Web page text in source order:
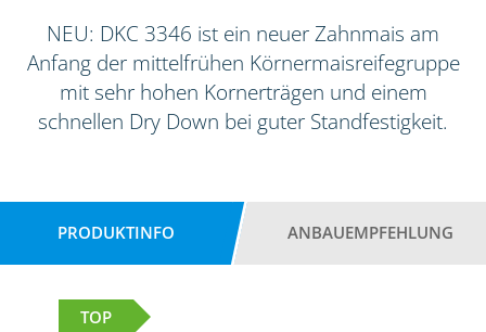
NEU: DKC 3346 ist ein neuer Zahnmais am
Anfang der mittelfrühen Körnermaisreifegruppe
mit sehr hohen Kornerträgen und einem
schnellen Dry Down bei guter Standfestigkeit.
PRODUKTINFO ANBAUEMPFEHLUNG
TOP